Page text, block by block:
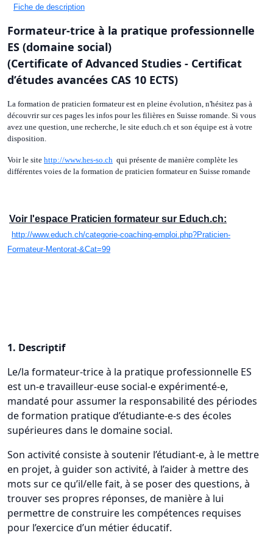
Fiche de description
Formateur-trice à la pratique professionnelle
ES (domaine social)
(Certificate of Advanced Studies - Certificat
d’études avancées CAS 10 ECTS)
La formation de praticien formateur est en pleine évolution, n'hésitez pas à
découvrir sur ces pages les infos pour les filières en Suisse romande. Si vous
avez une question, une recherche, le site educh.ch et son équipe est à votre
disposition.
Voir le site http://www.hes-so.ch qui présente de manière complète les
différentes voies de la formation de praticien formateur en Suisse romande
Voir l'espace Praticien formateur sur Educh.ch:
http://www.educh.ch/categorie-coaching-emploi.php?Praticien-
Formateur-Mentorat-&Cat=99
1. Descriptif
Le/la formateur-trice à la pratique professionnelle ES
est un-e travailleur-euse social-e expérimenté-e,
mandaté pour assumer la responsabilité des périodes
de formation pratique d’étudiante-e-s des écoles
supérieures dans le domaine social.
Son activité consiste à soutenir l’étudiant-e, à le mettre
en projet, à guider son activité, à l’aider à mettre des
mots sur ce qu’il/elle fait, à se poser des questions, à
trouver ses propres réponses, de manière à lui
permettre de construire les compétences requises
pour l’exercice d’un métier éducatif.